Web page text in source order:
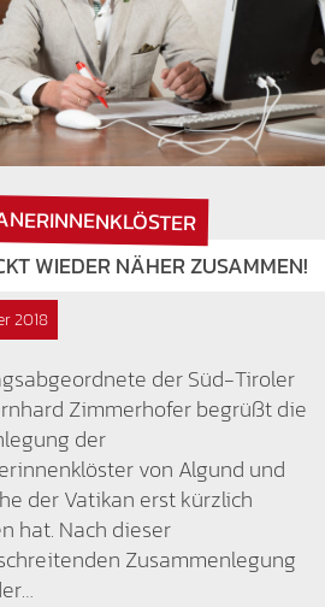
WIEDER NÄHER ZUSAMMEN!
2018
der Süd-Tiroler
Zimmerhofer begrüßt die
der
von Algund und
der Vatikan erst kürzlich
hat. Nach dieser
Zusammenlegung